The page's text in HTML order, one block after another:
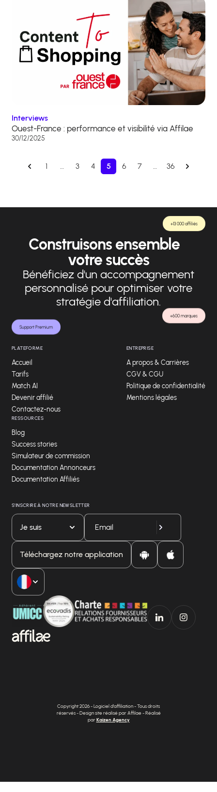
Interviews
Ouest-France : performance et visibilité via Affilae
30/12/2025
1 … 3 4 5 6 7 … 36
Support Premium
+600 marques
+13 000 affiliés
Construisons ensemble
votre succès
Bénéficiez d'un accompagnement
personnalisé pour optimiser votre
stratégie d'affiliation.
PLATEFORME
Accueil
Tarifs
Match AI
Devenir affilié
Contactez-nous
ENTREPRISE
A propos & Carrières
CGV & CGU
Politique de confidentialité
Mentions légales
RESSOURCES
Blog
Success stories
Simulateur de commission
Documentation Annonceurs
Documentation Affiliés
S'INSCRIRE À NOTRE NEWSLETTER
Je suis
Téléchargez notre application
Copyright 2026 - Logiciel d'affiliation - Tous droits
réservés - Design site réalisé par Affilae - Réalisé
parKaizen Agency